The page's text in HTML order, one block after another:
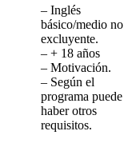
– Inglés
básico/medio no
excluyente.
– + 18 años
– Motivación.
– Según el
programa puede
haber otros
requisitos.